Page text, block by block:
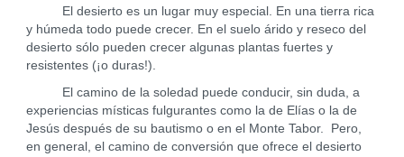
El desierto es un lugar muy especial. En una tierra rica
y húmeda todo puede crecer. En el suelo árido y reseco del
desierto sólo pueden crecer algunas plantas fuertes y
resistentes (¡o duras!).
El camino de la soledad puede conducir, sin duda, a
experiencias místicas fulgurantes como la de Elías o la de
Jesús después de su bautismo o en el Monte Tabor. Pero,
en general, el camino de conversión que ofrece el desierto